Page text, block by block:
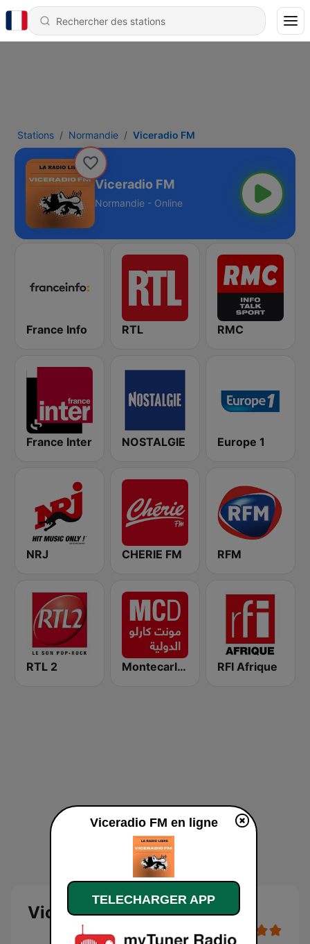
Stations Normandie Viceradio FM
Viceradio FM
Normandie - Online
France Info RTL RMC
France Inter NOSTALGIE Europe 1
NRJ CHERIE FM RFM
RTL 2 Montecarlo al doualiya (مونت كارلو الدولية) RFI Afrique
Viceradio FM
Viceradio FM en ligne
TELECHARGER APP